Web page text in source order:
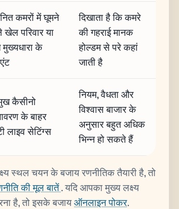
कमरों में घूमने
खेल परिवार या
के
दिखाता है कि कमरे
की गहराई मानक
होल्डम से परे कहां
जाती है
कैसीनो
के बाहर
लाइव सेटिंग्स
नियम, वैधता और
विश्वास बाजार के
अनुसार बहुत अधिक
भिन्न हो सकते हैं
स्थल चयन के बजाय रणनीतिक तैयारी है, तो
की मूल बातें. यदि आपका मुख्य लक्ष्य
है, तो इसके बजायऑनलाइन पोकर.